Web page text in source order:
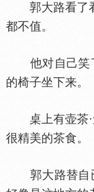
郭大路看了看
都不值。
他对自己笑
的椅子坐下来。
桌上有壶茶·
很精美的茶食。
郭大路替自